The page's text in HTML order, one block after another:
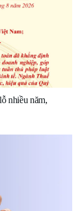
nhiều năm,